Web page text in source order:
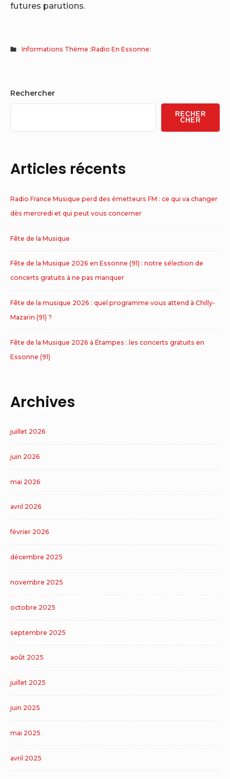
futures parutions.
Informations Thème :Radio En Essonne:
Sidebar
Widget
Area
Rechercher
RECHER
CHER
Articles récents
Radio France Musique perd des émetteurs FM : ce qui va changer
dès mercredi et qui peut vous concerner
Fête de la Musique
Fête de la Musique 2026 en Essonne (91) : notre sélection de
concerts gratuits à ne pas manquer
Fête de la musique 2026 : quel programme vous attend à Chilly-
Mazarin (91) ?
Fête de la Musique 2026 à Étampes : les concerts gratuits en
Essonne (91)
Archives
juillet 2026
juin 2026
mai 2026
avril 2026
février 2026
décembre 2025
novembre 2025
octobre 2025
septembre 2025
août 2025
juillet 2025
juin 2025
mai 2025
avril 2025